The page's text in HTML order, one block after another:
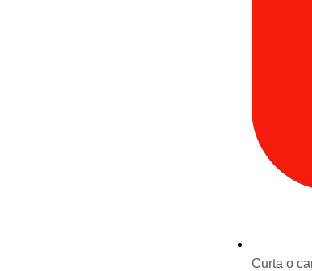
Curta o